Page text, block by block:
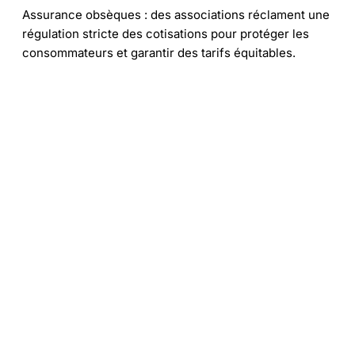
Assurance obsèques : des associations réclament une
régulation stricte des cotisations pour protéger les
consommateurs et garantir des tarifs équitables.